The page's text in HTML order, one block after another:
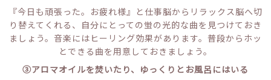
『今日も頑張った。お疲れ様』と仕事脳からリラックス脳へ切
り替えてくれる、自分にとっての蛍の光的な曲を見つけておき
ましょう。音楽にはヒーリング効果があります。普段からホッ
とできる曲を用意しておきましょう。
③アロマオイルを焚いたり、ゆっくりとお風呂にはいる